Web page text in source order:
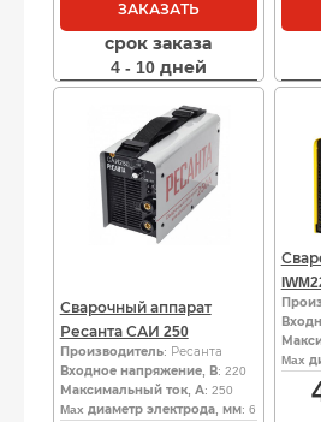
ЗАКАЗАТЬ
срок заказа
4 - 10 дней
Сварочный аппарат
Ресанта САИ 250
Производитель: Ресанта
Входное напряжение, В: 220
Максимальный ток, А: 250
Max диаметр электрода, мм: 6
Max